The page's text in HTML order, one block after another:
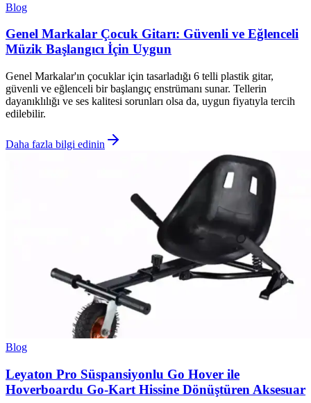
Blog
Genel Markalar Çocuk Gitarı: Güvenli ve Eğlenceli
Müzik Başlangıcı İçin Uygun
Genel Markalar'ın çocuklar için tasarladığı 6 telli plastik gitar,
güvenli ve eğlenceli bir başlangıç enstrümanı sunar. Tellerin
dayanıklılığı ve ses kalitesi sorunları olsa da, uygun fiyatıyla tercih
edilebilir.
Daha fazla bilgi edinin
Blog
Leyaton Pro Süspansiyonlu Go Hover ile
Hoverboardu Go-Kart Hissine Dönüştüren Aksesuar